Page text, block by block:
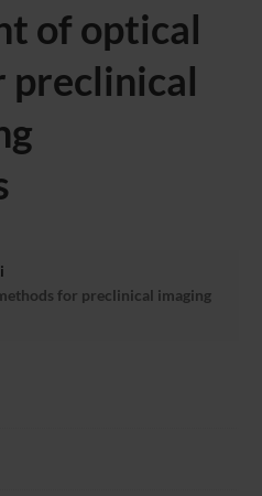
of optical
preclinical
for preclinical imaging